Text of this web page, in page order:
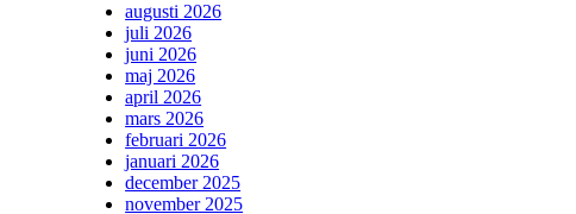
augusti 2026
juli 2026
juni 2026
maj 2026
april 2026
mars 2026
februari 2026
januari 2026
december 2025
november 2025